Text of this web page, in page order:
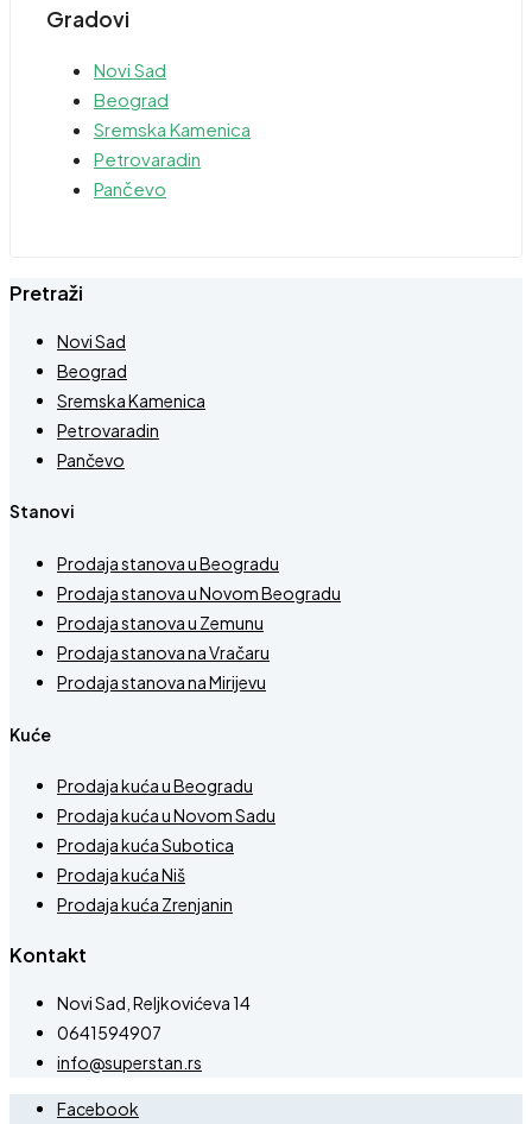
Gradovi
Novi Sad
Beograd
Sremska Kamenica
Petrovaradin
Pančevo
Pretraži
Novi Sad
Beograd
Sremska Kamenica
Petrovaradin
Pančevo
Stanovi
Prodaja stanova u Beogradu
Prodaja stanova u Novom Beogradu
Prodaja stanova u Zemunu
Prodaja stanova na Vračaru
Prodaja stanova na Mirijevu
Kuće
Prodaja kuća u Beogradu
Prodaja kuća u Novom Sadu
Prodaja kuća Subotica
Prodaja kuća Niš
Prodaja kuća Zrenjanin
Kontakt
Novi Sad, Reljkovićeva 14
0641594907
info@superstan.rs
Facebook